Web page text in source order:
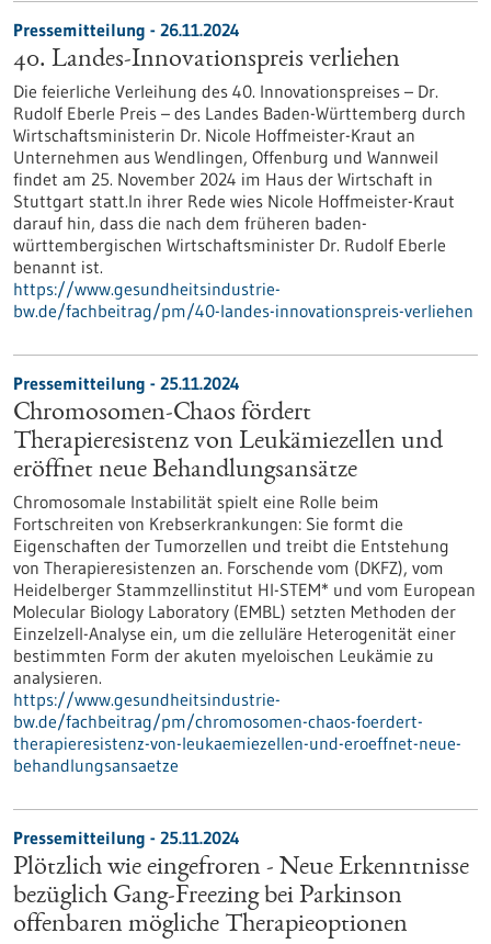
Pressemitteilung - 26.11.2024
40. Landes-Innovationspreis verliehen
Die feierliche Verleihung des 40. Innovationspreises – Dr.
Rudolf Eberle Preis – des Landes Baden-Württemberg durch
Wirtschaftsministerin Dr. Nicole Hoffmeister-Kraut an
Unternehmen aus Wendlingen, Offenburg und Wannweil
findet am 25. November 2024 im Haus der Wirtschaft in
Stuttgart statt.In ihrer Rede wies Nicole Hoffmeister-Kraut
darauf hin, dass die nach dem früheren baden-
württembergischen Wirtschaftsminister Dr. Rudolf Eberle
benannt ist.
https://www.gesundheitsindustrie-
bw.de/fachbeitrag/pm/40-landes-innovationspreis-verliehen
Pressemitteilung - 25.11.2024
Chromosomen-Chaos fördert
Therapieresistenz von Leukämiezellen und
eröffnet neue Behandlungsansätze
Chromosomale Instabilität spielt eine Rolle beim
Fortschreiten von Krebserkrankungen: Sie formt die
Eigenschaften der Tumorzellen und treibt die Entstehung
von Therapieresistenzen an. Forschende vom (DKFZ), vom
Heidelberger Stammzellinstitut HI-STEM* und vom European
Molecular Biology Laboratory (EMBL) setzten Methoden der
Einzelzell-Analyse ein, um die zelluläre Heterogenität einer
bestimmten Form der akuten myeloischen Leukämie zu
analysieren.
https://www.gesundheitsindustrie-
bw.de/fachbeitrag/pm/chromosomen-chaos-foerdert-
therapieresistenz-von-leukaemiezellen-und-eroeffnet-neue-
behandlungsansaetze
Pressemitteilung - 25.11.2024
Plötzlich wie eingefroren - Neue Erkenntnisse
bezüglich Gang-Freezing bei Parkinson
offenbaren mögliche Therapieoptionen